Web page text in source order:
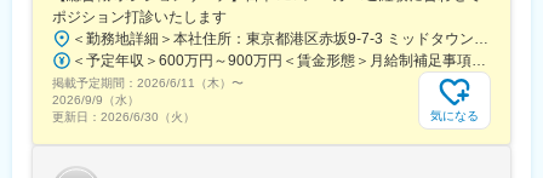
ポジション打診いたします
掲載予定期間： 2026/6/11（木） 〜
2026/9/9（水）
更新日： 2026/6/30（火） 気になる